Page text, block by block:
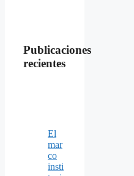
Publicaciones
recientes
El
mar
co
insti